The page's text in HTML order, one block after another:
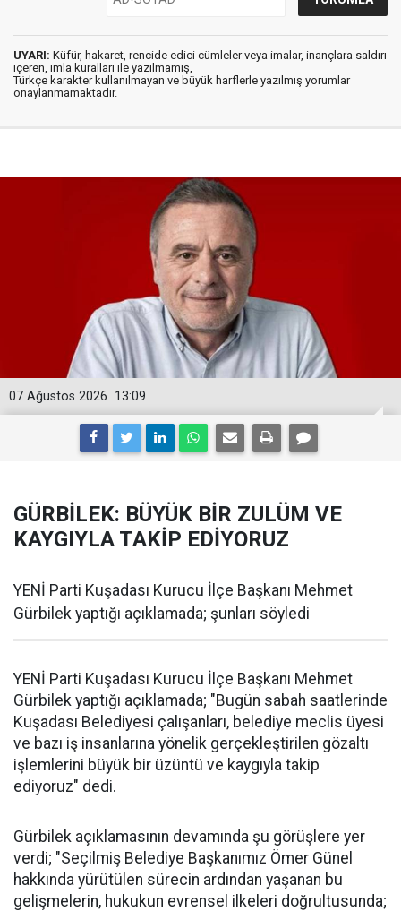
UYARI: Küfür, hakaret, rencide edici cümleler veya imalar, inançlara saldırı
içeren, imla kuralları ile yazılmamış,
Türkçe karakter kullanılmayan ve büyük harflerle yazılmış yorumlar
onaylanmamaktadır.
13:09
07 Ağustos 2026
GÜRBİLEK: BÜYÜK BİR ZULÜM VE
KAYGIYLA TAKİP EDİYORUZ
YENİ Parti Kuşadası Kurucu İlçe Başkanı Mehmet
Gürbilek yaptığı açıklamada; şunları söyledi
YENİ Parti Kuşadası Kurucu İlçe Başkanı Mehmet
Gürbilek yaptığı açıklamada; "Bugün sabah saatlerinde
Kuşadası Belediyesi çalışanları, belediye meclis üyesi
ve bazı iş insanlarına yönelik gerçekleştirilen gözaltı
işlemlerini büyük bir üzüntü ve kaygıyla takip
ediyoruz" dedi.
Gürbilek açıklamasının devamında şu görüşlere yer
verdi; "Seçilmiş Belediye Başkanımız Ömer Günel
hakkında yürütülen sürecin ardından yaşanan bu
gelişmelerin, hukukun evrensel ilkeleri doğrultusunda;